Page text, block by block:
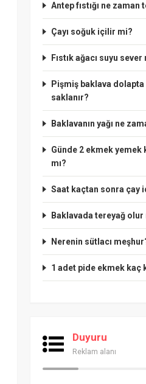
Antep fıstığı ne zaman
Çayı soğuk içilir mi?
Fıstık ağacı suyu sever
Pişmiş baklava dolapta
saklanır?
Baklavanın yağı ne
Günde 2 ekmek yemek
mı?
Saat kaçtan sonra çay
Baklavada tereyağ olur
Nerenin sütlacı
1 adet pide ekmek kaç
Duyuru
Reklam alanı